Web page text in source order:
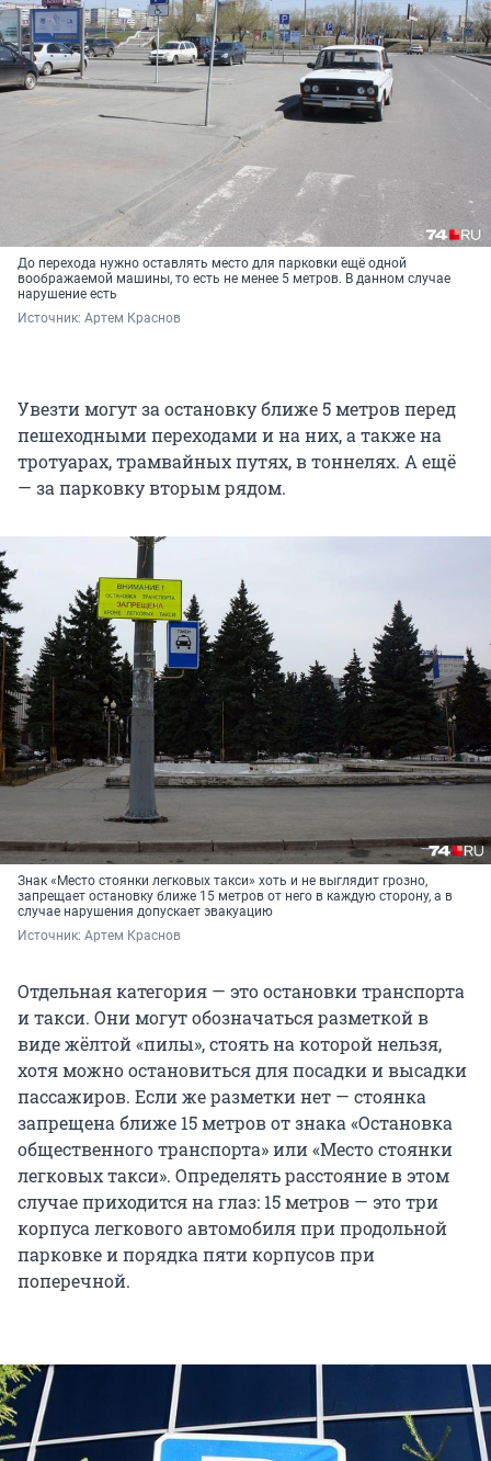
До перехода нужно оставлять место для парковки ещё одной
воображаемой машины, то есть не менее 5 метров. В данном случае
нарушение есть
Источник: Артем Краснов
Увезти могут за остановку ближе 5 метров перед
пешеходными переходами и на них, а также на
тротуарах, трамвайных путях, в тоннелях. А ещё
— за парковку вторым рядом.
Знак «Место стоянки легковых такси» хоть и не выглядит грозно,
запрещает остановку ближе 15 метров от него в каждую сторону, а в
случае нарушения допускает эвакуацию
Источник: Артем Краснов
Отдельная категория — это остановки транспорта
и такси. Они могут обозначаться разметкой в
виде жёлтой «пилы», стоять на которой нельзя,
хотя можно остановиться для посадки и высадки
пассажиров. Если же разметки нет — стоянка
запрещена ближе 15 метров от знака «Остановка
общественного транспорта» или «Место стоянки
легковых такси». Определять расстояние в этом
случае приходится на глаз: 15 метров — это три
корпуса легкового автомобиля при продольной
парковке и порядка пяти корпусов при
поперечной.